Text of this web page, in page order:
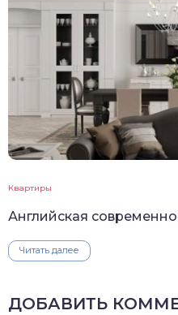
Квартиры
Английская
Читать далее
ДОБАВИТЬ